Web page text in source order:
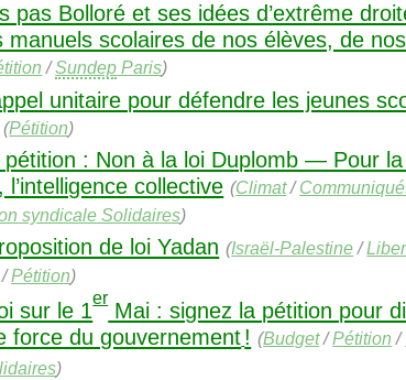
pas Bolloré et ses idées d’extrême
manuels scolaires de nos élèves, de nos
/Sundep Paris)
unitaire pour défendre les jeunes
(Pétition)
pétition : Non à la loi Duplomb — Pour
l’intelligence collective (Climat/
syndicale Solidaires)
de loi Yadan (Israël-Palestine /
/Pétition)
sur le 1
er
Mai : signez la pétition pour
force du gouvernement! (Budget/Pétition /
)